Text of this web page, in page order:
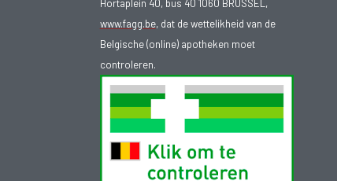
Hortaplein 40, bus 40 1060 BRUSSEL,
www.fagg.be, dat de wettelikheid van de
Belgische (online) apotheken moet
controleren.